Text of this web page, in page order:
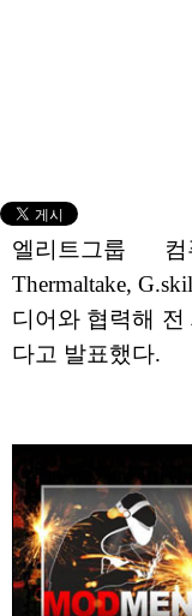
엘리트그룹
Thermaltake,
디어와 협력해
다고 발표했다.